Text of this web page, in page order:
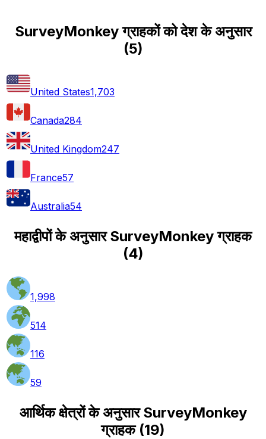
SurveyMonkey ग्राहकों को देश के अनुसार
(5)
United States1,703
Canada284
United Kingdom247
France57
Australia54
महाद्वीपों के अनुसार SurveyMonkey ग्राहक
(4)
1,998
514
116
59
आर्थिक क्षेत्रों के अनुसार SurveyMonkey
ग्राहक(19)